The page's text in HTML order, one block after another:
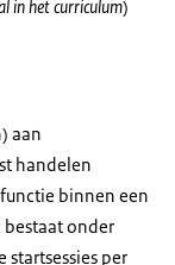
in het curriculum)
aan
handelen
binnen een
onder
per